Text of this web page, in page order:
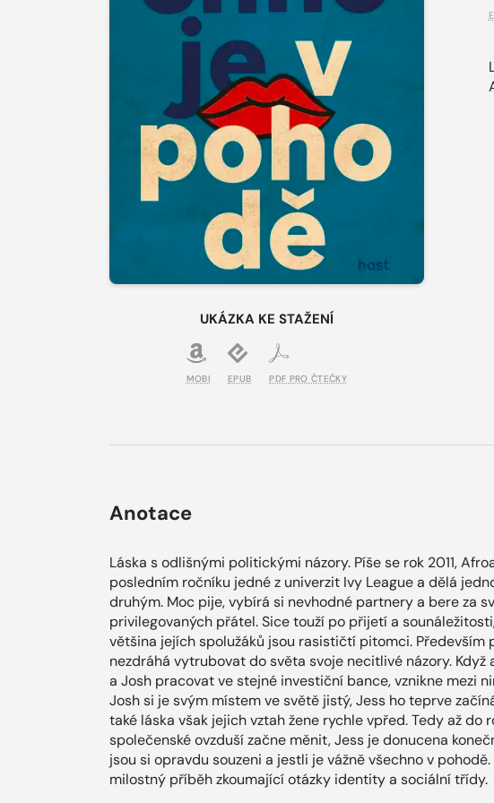
UKÁZKA KE STAŽENÍ
MOBI EPUB PDF PRO ČTEČKY
Anotace
Láska s odlišnými politickými názory. Píše se rok 2011,
posledním ročníku jedné z univerzit Ivy League a dělá
druhým. Moc pije, vybírá si nevhodné partnery a bere za
privilegovaných přátel. Sice touží po přijetí a
většina jejích spolužáků jsou rasističtí pitomci. Především
nezdráhá vytrubovat do světa svoje necitlivé názory. Když
a Josh pracovat ve stejné investiční bance, vznikne mezi
Josh si je svým místem ve světě jistý, Jess ho teprve
také láska však jejich vztah žene rychle vpřed. Tedy až do
společenské ovzduší začne měnit, Jess je donucena
jsou si opravdu souzeni a jestli je vážně všechno v
milostný příběh zkoumající otázky identity a sociální třídy.